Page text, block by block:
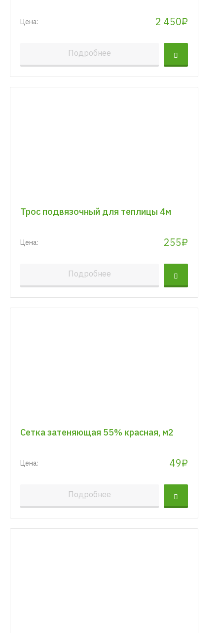
Цена: 2 450₽
Подробнее
Трос подвязочный для теплицы 4м
Цена: 255₽
Подробнее
Сетка затеняющая 55% красная, м2
Цена: 49₽
Подробнее